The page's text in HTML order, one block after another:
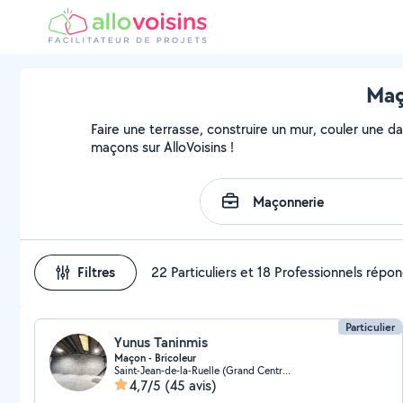
Faire une terrasse, construire un mur, couler une
maçons sur AlloVoisins !
Filtres 22 Particuliers et 18 Professionnels
Particulier
Yunus Taninmis
Maçon - Bricoleur
Saint-Jean-de-la-Ruelle (Grand Centre Ville)
4,7/5 (45 avis)